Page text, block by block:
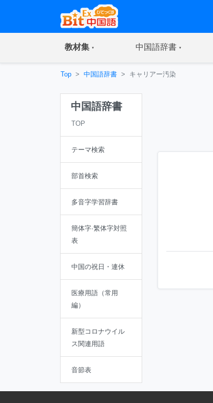
教材集(current) 中国語辞書(current)
Top 中国語辞書 キャリアー汚染
中国語辞書
TOP
テーマ検索
部首検索
多音字学習辞書
簡体字·繁体字対照
表
中国の祝日・連休
医療用語（常用
編）
新型コロナウイル
ス関連用語
音節表